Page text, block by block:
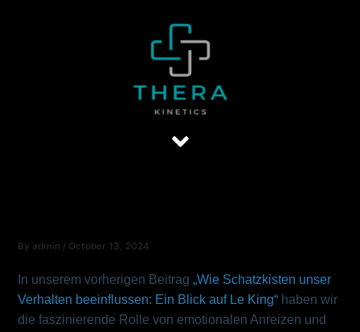
By admin / October 13, 2024
In unserem vorherigen Beitrag„Wie Schatzkisten unser
Verhalten beeinflussen: Ein Blick auf Le King“ haben wir
die faszinierende Rolle von emotionalen Anreizen und